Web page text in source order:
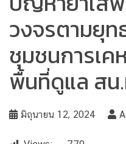
วงจรตามยุ
ชุมชนการเค
พื้นที่ดูแล สน
มิถุนายน 12, 2024